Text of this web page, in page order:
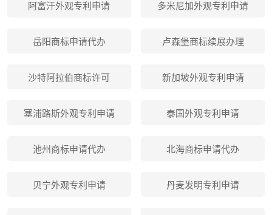
阿富汗外观专利申请 多米尼加外观专利申请
岳阳商标申请代办 卢森堡商标续展办理
沙特阿拉伯商标许可 新加坡外观专利申请
塞浦路斯外观专利申请 泰国外观专利申请
池州商标申请代办 北海商标申请代办
贝宁外观专利申请 丹麦发明专利申请